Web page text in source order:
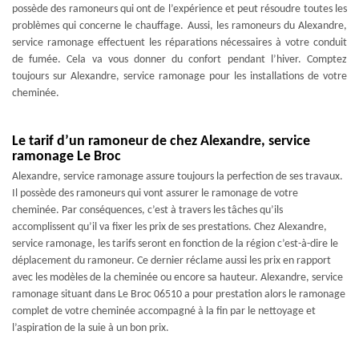
possède des ramoneurs qui ont de l’expérience et peut résoudre toutes les
problèmes qui concerne le chauffage. Aussi, les ramoneurs du Alexandre,
service ramonage effectuent les réparations nécessaires à votre conduit
de fumée. Cela va vous donner du confort pendant l’hiver. Comptez
toujours sur Alexandre, service ramonage pour les installations de votre
cheminée.
Le tarif d’un ramoneur de chez Alexandre, service
ramonage Le Broc
Alexandre, service ramonage assure toujours la perfection de ses travaux.
Il possède des ramoneurs qui vont assurer le ramonage de votre
cheminée. Par conséquences, c’est à travers les tâches qu’ils
accomplissent qu’il va fixer les prix de ses prestations. Chez Alexandre,
service ramonage, les tarifs seront en fonction de la région c’est-à-dire le
déplacement du ramoneur. Ce dernier réclame aussi les prix en rapport
avec les modèles de la cheminée ou encore sa hauteur. Alexandre, service
ramonage situant dans Le Broc 06510 a pour prestation alors le ramonage
complet de votre cheminée accompagné à la fin par le nettoyage et
l’aspiration de la suie à un bon prix.